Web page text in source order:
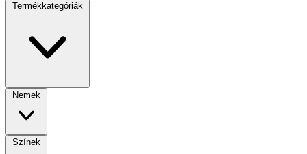
Termékkategóriák
Nemek
Színek